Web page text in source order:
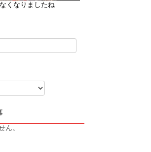
くなりましたね
ん。